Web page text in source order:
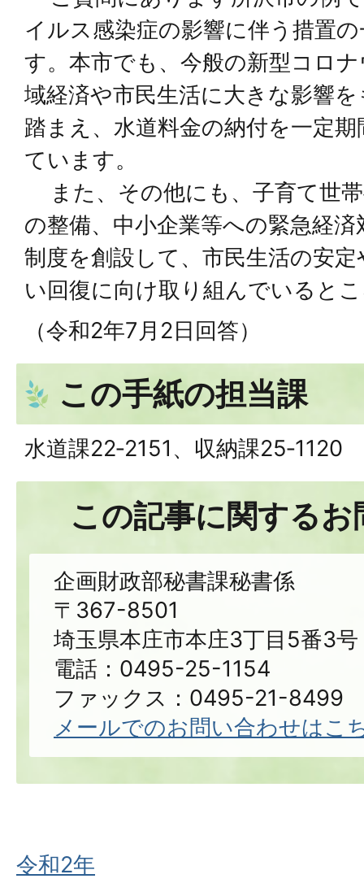
イルス感染症の影響に伴う措置
す。本市でも、今般の新型コロ
域経済や市⺠⽣活に⼤きな影響
踏まえ、⽔道料⾦の納付を一定
ています。
また、その他にも、⼦育て世
の整備、中⼩企業等への緊急経
制度を創設して、市⺠⽣活の安
い回復に向け取り組んでいると
（令和2年7⽉2⽇回答）
この手紙の担当課
⽔道課22‐2151、収納課25‐1120
この記事に関する
企画財政部秘書課秘書係
〒367-8501
埼玉県本庄市本庄3丁目5番3号
電話：0495-25-1154
ファックス：0495-21-8499
メールでのお問い合わせはこ
令和2年